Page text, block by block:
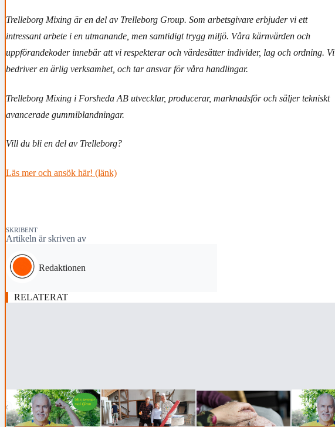
Trelleborg Mixing är en del av Trelleborg Group. Som arbetsgivare erbjuder vi ett
intressant arbete i en utmanande, men samtidigt trygg miljö. Våra kärnvärden och
uppförandekoder innebär att vi respekterar och värdesätter individer, lag och ordning. Vi
bedriver en ärlig verksamhet, och tar ansvar för våra handlingar.
Trelleborg Mixing i Forsheda AB utvecklar, producerar, marknadsför och säljer tekniskt
avancerade gummiblandningar.
Vill du bli en del av Trelleborg?
Läs mer och ansök här! (länk)
SKRIBENT
Artikeln är skriven av
Redaktionen
RELATERAT
‹